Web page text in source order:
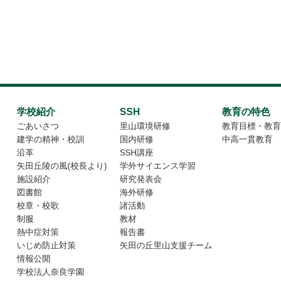
学校紹介
ごあいさつ
建学の精神・校訓
沿革
矢田丘陵の風(校長より)
施設紹介
図書館
校章・校歌
制服
熱中症対策
いじめ防止対策
情報公開
学校法人奈良学園
SSH
里山環境研修
国内研修
SSH講座
学外サイエンス学習
研究発表会
海外研修
諸活動
教材
報告書
矢田の丘里山支援チーム
教育の特色
教育目標・教
中高一貫教育